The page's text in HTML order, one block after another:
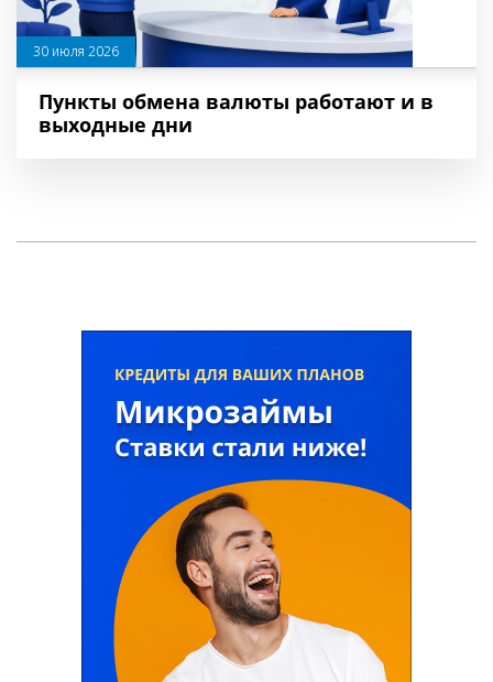
30 июля 2026
Пункты обмена валюты работают и в
выходные дни